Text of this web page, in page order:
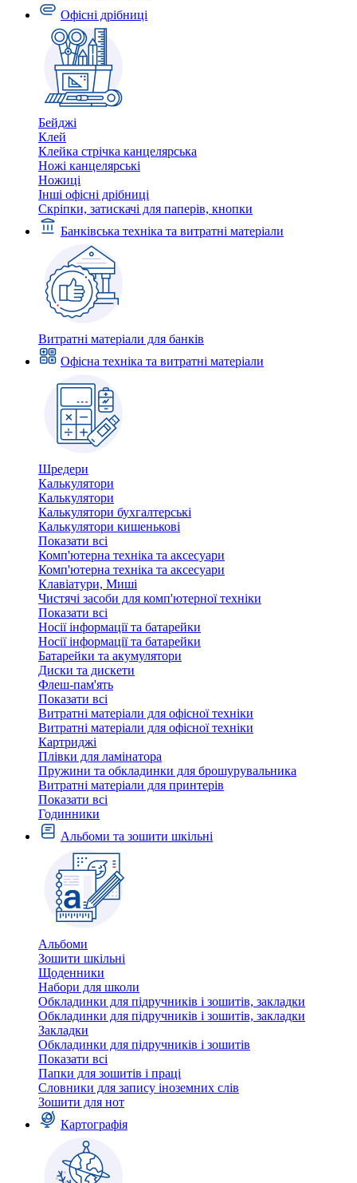
Офісні дрібниці
Бейджі
Клей
Клейка стрічка канцелярська
Ножі канцелярські
Ножиці
Інші офісні дрібниці
Скріпки, затискачі для паперів, кнопки
Банківська техніка та витратні матеріали
Витратні матеріали для банків
Офісна техніка та витратні матеріали
Шредери
Калькулятори
Калькулятори
Калькулятори бухгалтерські
Калькулятори кишенькові
Показати всі
Комп'ютерна техніка та аксесуари
Комп'ютерна техніка та аксесуари
Клавіатури, Миші
Чистячі засоби для комп'ютерної техніки
Показати всі
Носії інформації та батарейки
Носії інформації та батарейки
Батарейки та акумулятори
Диски та дискети
Флеш-пам'ять
Показати всі
Витратні матеріали для офісної техніки
Витратні матеріали для офісної техніки
Картриджi
Плівки для ламінатора
Пружини та обкладинки для брошурувальника
Витратні матеріали для принтерів
Показати всі
Годинники
Альбоми та зошити шкільні
Альбоми
Зошити шкільні
Щоденники
Набори для школи
Обкладинки для підручників і зошитів, закладки
Обкладинки для підручників і зошитів, закладки
Закладки
Обкладинки для підручників і зошитів
Показати всі
Папки для зошитів і праці
Словники для запису іноземних слів
Зошити для нот
Картографія